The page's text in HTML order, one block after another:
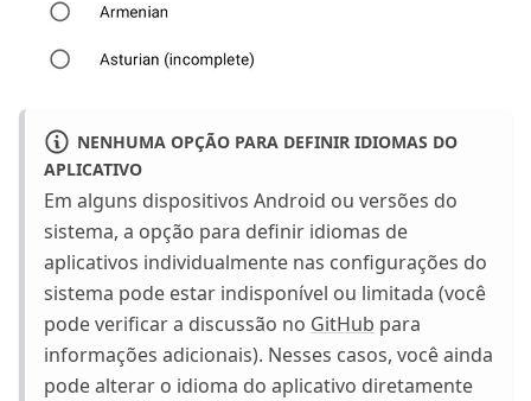
NENHUMA OPÇÃO PARA DEFINIR IDIOMAS DO
APLICATIVO
Em alguns dispositivos Android ou versões do
sistema, a opção para definir idiomas de
aplicativos individualmente nas configurações do
sistema pode estar indisponível ou limitada (você
pode verificar a discussão no GitHub para
informações adicionais). Nesses casos, você ainda
pode alterar o idioma do aplicativo diretamente